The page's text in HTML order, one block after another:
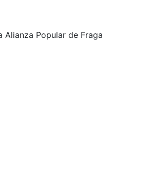
Alianza Popular de Fraga